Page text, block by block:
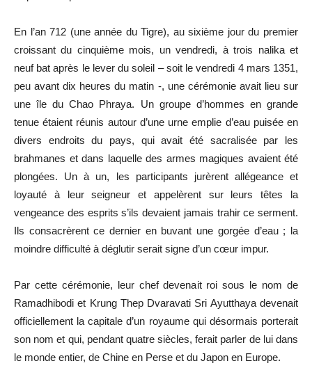
En l’an 712 (une année du Tigre), au sixième jour du premier
croissant du cinquième mois, un vendredi, à trois nalika et
neuf bat après le lever du soleil – soit le vendredi 4 mars 1351,
peu avant dix heures du matin -, une cérémonie avait lieu sur
une île du Chao Phraya. Un groupe d’hommes en grande
tenue étaient réunis autour d’une urne emplie d’eau puisée en
divers endroits du pays, qui avait été sacralisée par les
brahmanes et dans laquelle des armes magiques avaient été
plongées. Un à un, les participants jurèrent allégeance et
loyauté à leur seigneur et appelèrent sur leurs têtes la
vengeance des esprits s’ils devaient jamais trahir ce serment.
Ils consacrèrent ce dernier en buvant une gorgée d’eau ; la
moindre difficulté à déglutir serait signe d’un cœur impur.
Par cette cérémonie, leur chef devenait roi sous le nom de
Ramadhibodi et Krung Thep Dvaravati Sri Ayutthaya devenait
officiellement la capitale d’un royaume qui désormais porterait
son nom et qui, pendant quatre siècles, ferait parler de lui dans
le monde entier, de Chine en Perse et du Japon en Europe.